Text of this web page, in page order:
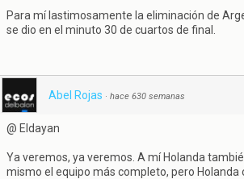
Para mí lastimosamente la eliminación de
se dio en el minuto 30 de cuartos de final.
Abel Rojas · hace 630 semanas
@ Eldayan
Ya veremos, ya veremos. A mí Holanda
mismo el equipo más completo, pero Holanda